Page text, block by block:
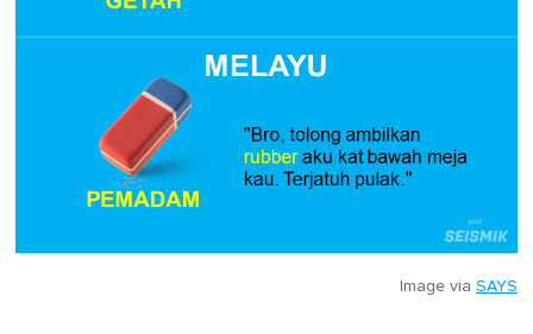
Image via SAYS